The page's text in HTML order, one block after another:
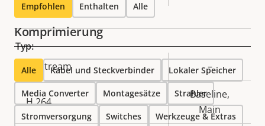
Komprimierung
Eigentumsbeschreibung Eigentumswert
Zipstream –
H.264
Baseline,
Main
Empfohlen Enthalten Alle
Typ:
Alle Kabel und Steckverbinder Lokaler Speicher
Media Converter Montagesätze Strahler
Stromversorgung Switches Werkzeuge & Extras